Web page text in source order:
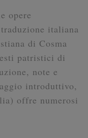
opere
italiana
di Cosma
patristici di
note e
introduttivo,
offre numerosi